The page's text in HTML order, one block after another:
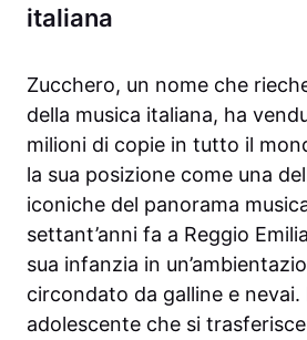
italiana
Zucchero, un nome che
della musica italiana, ha
milioni di copie in tutto il
la sua posizione come una
iconiche del panorama
settant’anni fa a Reggio
sua infanzia in
circondato da galline e nevai.
adolescente che si